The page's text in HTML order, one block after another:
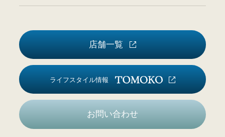
店舗一覧
ライフスタイル情報
お問い合わせ